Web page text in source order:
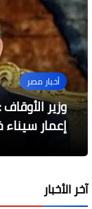
أخبار مصر
وزير
إعمار
محافظات
بحوث
سيناء
المستدامة
محافظات
محافظ
الكنيسة
الثقافة
لجنة
بسطا
محافظات
محافظ
البنك
آخر الأخبار